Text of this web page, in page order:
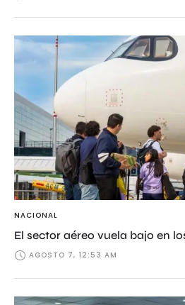
NACIONAL
El sector aéreo vuela bajo en
AGOSTO 7, 12:53 AM